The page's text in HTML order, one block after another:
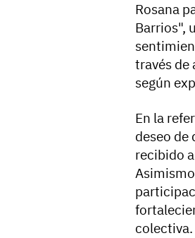
Rosana
Barrios",
través de
según
En la
deseo de
recibido
colectiva.